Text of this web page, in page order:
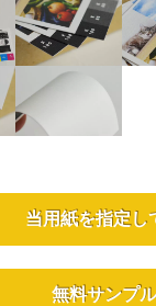
当用紙を指定し
無料サンプ